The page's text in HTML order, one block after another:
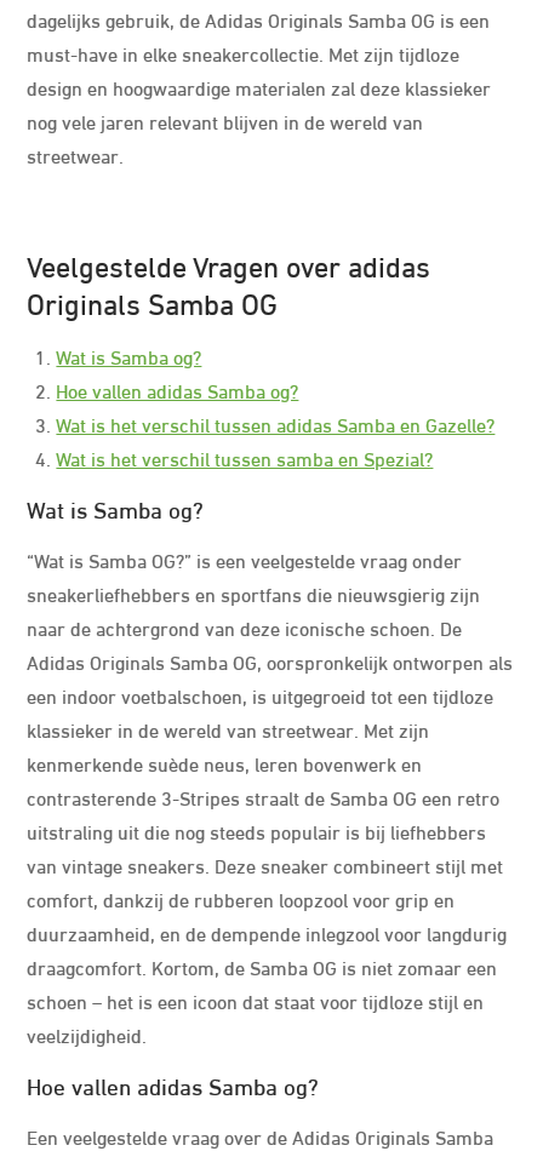
dagelijks gebruik, de Adidas Originals Samba OG is een
must-have in elke sneakercollectie. Met zijn tijdloze
design en hoogwaardige materialen zal deze klassieker
nog vele jaren relevant blijven in de wereld van
streetwear.
Veelgestelde Vragen over adidas
Originals Samba OG
Wat is Samba og?
Hoe vallen adidas Samba og?
Wat is het verschil tussen adidas Samba en Gazelle?
Wat is het verschil tussen samba en Spezial?
Wat is Samba og?
“Wat is Samba OG?” is een veelgestelde vraag onder
sneakerliefhebbers en sportfans die nieuwsgierig zijn
naar de achtergrond van deze iconische schoen. De
Adidas Originals Samba OG, oorspronkelijk ontworpen als
een indoor voetbalschoen, is uitgegroeid tot een tijdloze
klassieker in de wereld van streetwear. Met zijn
kenmerkende suède neus, leren bovenwerk en
contrasterende 3-Stripes straalt de Samba OG een retro
uitstraling uit die nog steeds populair is bij liefhebbers
van vintage sneakers. Deze sneaker combineert stijl met
comfort, dankzij de rubberen loopzool voor grip en
duurzaamheid, en de dempende inlegzool voor langdurig
draagcomfort. Kortom, de Samba OG is niet zomaar een
schoen – het is een icoon dat staat voor tijdloze stijl en
veelzijdigheid.
Hoe vallen adidas Samba og?
Een veelgestelde vraag over de Adidas Originals Samba